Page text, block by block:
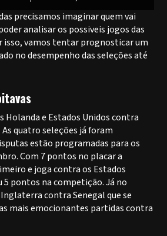
precisamos imaginar quem vai
analisar os possiveis jogos das
isso, vamos tentar prognosticar um
no desempenho das seleções até
Holanda e Estados Unidos contra
quatro seleções já foram
estão programadas para os
Com 7 pontos no placar a
e joga contra os Estados
5 pontos na competição. Já no
contra Senegal que se
mais emocionantes partidas contra